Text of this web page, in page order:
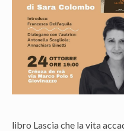
libro Lascia che la vita